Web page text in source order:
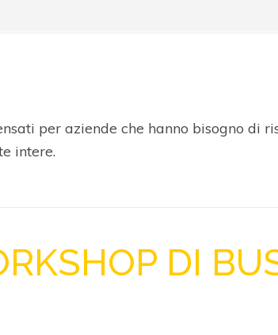
per aziende che hanno bisogno
intere.
DI